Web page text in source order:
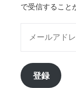
で受信すること
登録